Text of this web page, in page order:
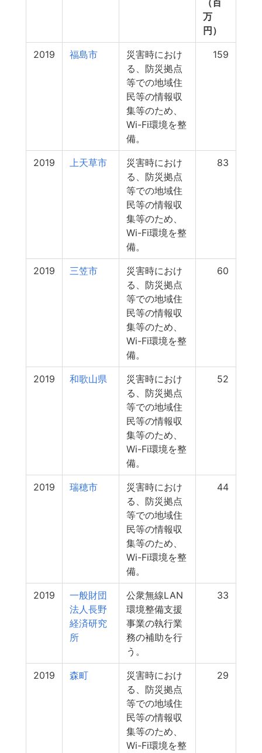
（百
万
円）
2019 福島市
災害時におけ
る、防災拠点
等での地域住
民等の情報収
集等のため、
Wi-Fi環境を整
備。
159
2019 上天草市
災害時におけ
る、防災拠点
等での地域住
民等の情報収
集等のため、
Wi-Fi環境を整
備。
83
2019 三笠市
災害時におけ
る、防災拠点
等での地域住
民等の情報収
集等のため、
Wi-Fi環境を整
備。
60
2019 和歌山県
災害時におけ
る、防災拠点
等での地域住
民等の情報収
集等のため、
Wi-Fi環境を整
備。
52
2019 瑞穂市
災害時におけ
る、防災拠点
等での地域住
民等の情報収
集等のため、
Wi-Fi環境を整
備。
44
2019
一般財団
法人長野
経済研究
所
公衆無線LAN
環境整備支援
事業の執行業
務の補助を行
う。
33
2019 森町
災害時におけ
る、防災拠点
等での地域住
民等の情報収
集等のため、
Wi-Fi環境を整
29